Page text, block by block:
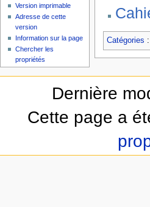
Catégories :
Version imprimable
Adresse de cette
version
Information sur la page
Chercher les
propriétés
Dernière
Cette page a